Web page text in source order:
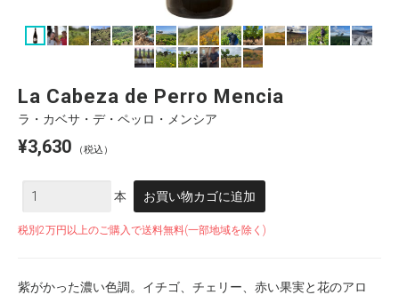
La Cabeza de Perro Mencia
ラ・カベサ・デ・ペッロ・メンシア
¥3,630 （税込）
本 お買い物カゴに追加
税別2万円以上のご購入で送料無料(一部地域を除く)
紫がかった濃い色調。イチゴ、チェリー、赤い果実と花のアロ